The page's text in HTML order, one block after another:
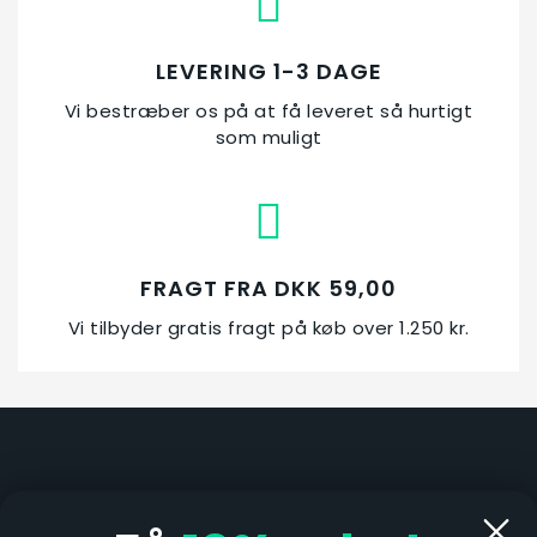
LEVERING 1-3 DAGE
Vi bestræber os på at få leveret så hurtigt
som muligt
FRAGT FRA DKK 59,00
Vi tilbyder gratis fragt på køb over 1.250 kr.